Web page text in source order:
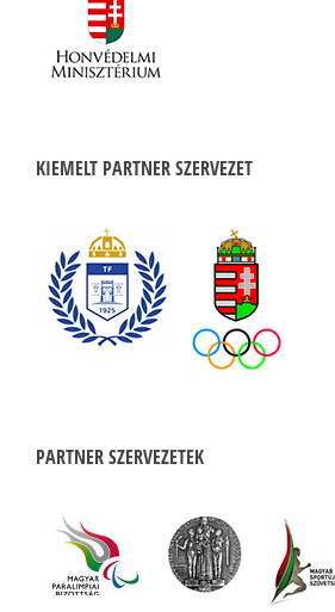
KIEMELT PARTNER SZERVEZET
PARTNER SZERVEZETEK